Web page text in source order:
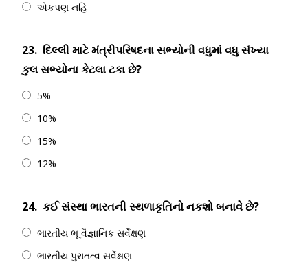
એકપણ નહિ
23. દિલ્લી માટે મંત્રીપરિષદના સભ્યોની વધુમાં વધુ સંખ્યા
કુલ સભ્યોના કેટલા ટકા છે?
5%
10%
15%
12%
24. કઈ સંસ્થા ભારતની સ્થળાકૃતિનો નકશો બનાવે છે?
ભારતીય ભૂ વૈજ્ઞાનિક સર્વેક્ષણ
ભારતીય પુરાતત્વ સર્વેક્ષણ